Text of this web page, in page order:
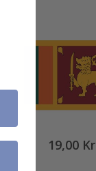
19,00 Kr